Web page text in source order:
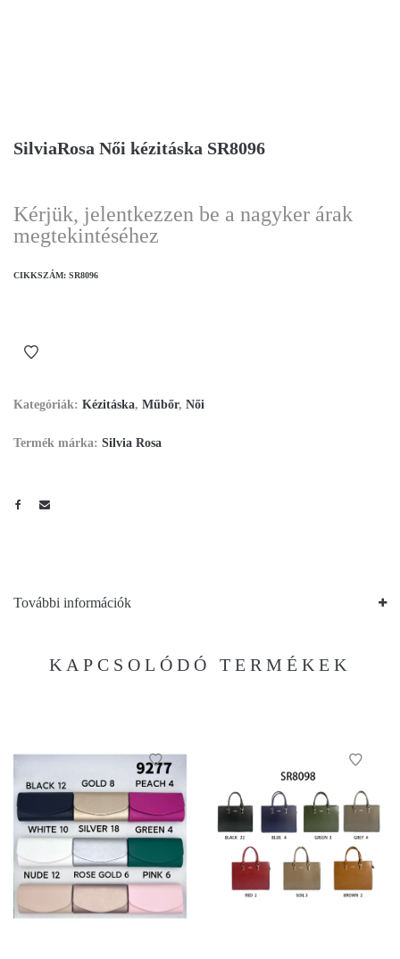
SilviaRosa Női kézitáska SR8096
Kérjük, jelentkezzen be a nagyker árak
megtekintéséhez
CIKKSZÁM: SR8096
Kategóriák: Kézitáska, Műbőr, Női
Termék márka: Silvia Rosa
További információk
KAPCSOLÓDÓ TERMÉKEK